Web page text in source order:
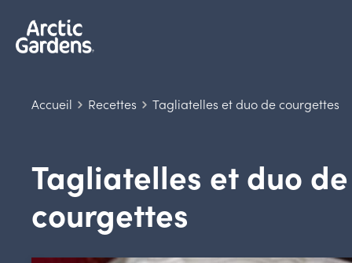
Accueil Recettes Tagliatelles et duo de courgettes
Tagliatelles et duo de
courgettes